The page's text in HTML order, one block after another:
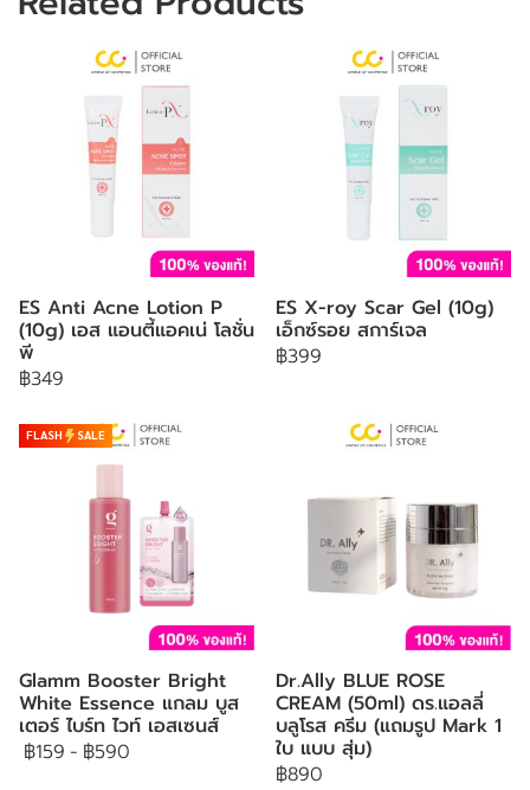
ES Anti Acne Lotion P
(10g) เอส แอนตี้แอคเน่ โลชั่น
พี
฿349
ES X-roy Scar Gel (10g)
เอ็กซ์รอย สการ์เจล
฿399
FLASH SALE
Glamm Booster Bright
White Essence แกลม บูส
เตอร์ ไบร์ท ไวท์ เอสเซนส์
฿159 - ฿590
Dr.Ally BLUE ROSE
CREAM (50ml) ดร.แอลลี่
บลูโรส ครีม (แถมรูป Mark 1
ใบ แบบ สุ่ม)
฿890